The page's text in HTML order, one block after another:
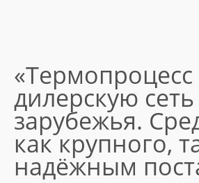
дилерскую
зарубежья.
как крупного,
надёжным